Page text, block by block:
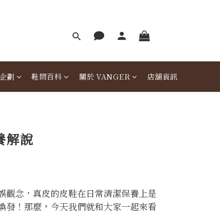
劃 鞋問百科 關於 VANGER 店舖資訊
解說
觀念，真皮的皮鞋在日常清潔保養上是
發！那麼 ， 今天我們就和大家一起來看